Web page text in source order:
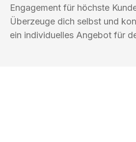
Engagement für höchste
Überzeuge dich selbst und
ein individuelles Angebot für